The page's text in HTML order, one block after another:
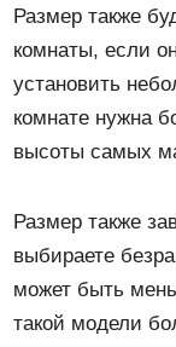
Размер также
комнаты, если
установить
комнате нужна
высоты самых
Размер также
выбираете
может быть
такой модели